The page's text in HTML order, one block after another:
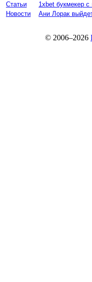
Статьи
1xbet букмекер
Новости
Ани Лорак
© 2006–2026